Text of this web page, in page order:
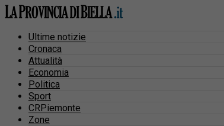
Ultime notizie
Cronaca
Attualità
Economia
Politica
Sport
CRPiemonte
Zone